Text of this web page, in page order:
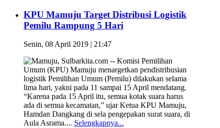
KPU Mamuju Target Distribusi Logistik
Pemilu Rampung 5 Hari
Senin, 08 April 2019 | 21:47
Mamuju, Sulbarkita.com -- Komisi Pemilihan
Umum (KPU) Mamuju menargetkan pendistribusian
logistik Pemilihan Umum (Pemilu) dilakukan selama
lima hari, yakni pada 11 sampai 15 April mendatang.
“Karena pada 15 April itu, semua kotak suara harus
ada di semua kecamatan,” ujar Ketua KPU Mamuju,
Hamdan Dangkang di sela pengepakan surat suara, di
Aula Asrama.... Selengkapnya...